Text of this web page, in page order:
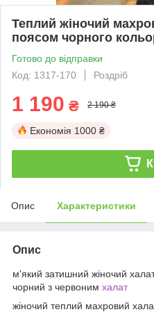
Теплий жіночий
поясом чорного
Готово до відправки
Код: 1317-170
Роздріб
1 190 ₴ 2 190 ₴
Економія 1000 ₴
Опис Характеристики
Опис
м'який затишний жіночий
чорний з червоним халат
жіночий теплий махровий